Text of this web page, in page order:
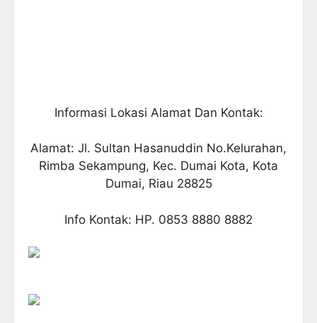
Informasi Lokasi Alamat Dan Kontak:
Alamat: Jl. Sultan Hasanuddin No.Kelurahan,
Rimba Sekampung, Kec. Dumai Kota, Kota
Dumai, Riau 28825
Info Kontak: HP. 0853 8880 8882